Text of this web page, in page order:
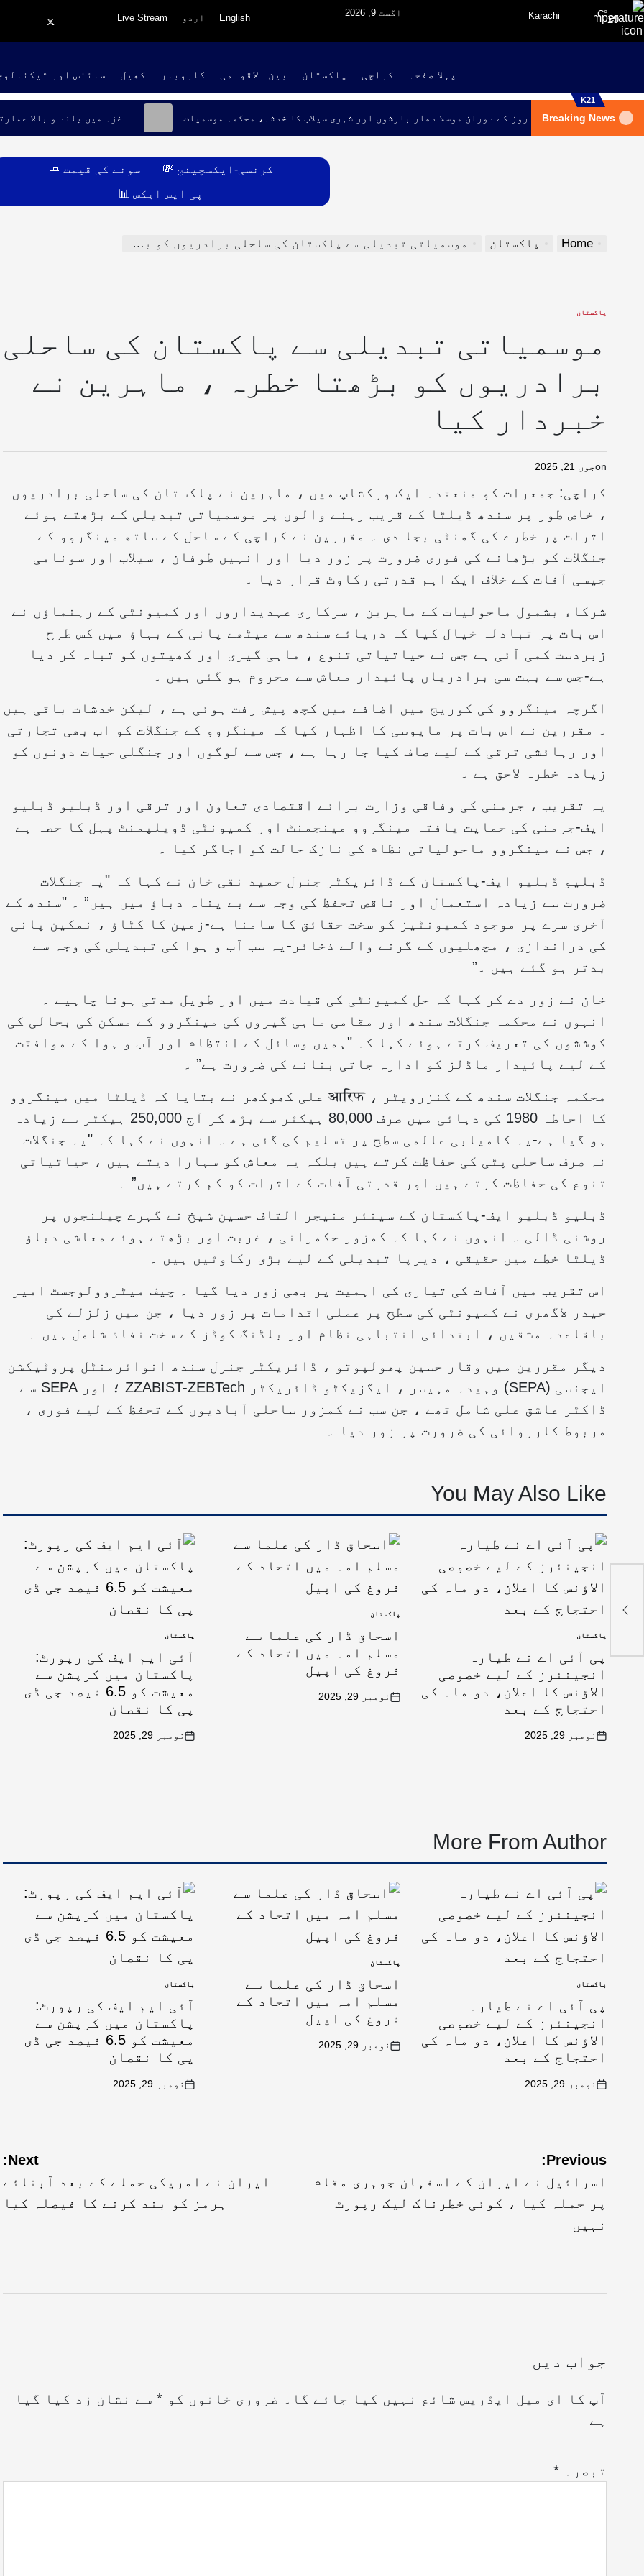
29
°C
Karachi اگست 9, 2026 English اردو Live Stream
پہلا صفحہ کراچی پاکستان بین الاقوامی کاروبار کھیل سائنس اور
K21
Breaking News غزہ میں بلند و بالا کراچی میں اگلے تین روز کے دوران موسلا دھار بارشوں اور شہری سیلاب کا خدشہ، محکمہ موسمیات
کرنسی-ایکسچینج 💸
سونے کی قیمت 🧈
پی ایس ایکس 📊
Home پاکستان موسمیاتی تبدیلی سے پاکستان کی ساحلی برادریوں کو بڑھتا خطرہ ، ماہرین نے خبردار کیا
پاکستان
موسمیاتی تبدیلی سے پاکستان کی ساحلی
برادریوں کو بڑھتا خطرہ ، ماہرین نے
خبردار کیا
onجون 21, 2025
کراچی: جمعرات کو منعقدہ ایک ورکشاپ میں ، ماہرین نے پاکستان کی ساحلی برادریوں
، خاص طور پر سندھ ڈیلٹا کے قریب رہنے والوں پر موسمیاتی تبدیلی کے بڑھتے ہوئے
اثرات پر خطرے کی گھنٹی بجا دی ۔ مقررین نے کراچی کے ساحل کے ساتھ مینگروو کے
جنگلات کو بڑھانے کی فوری ضرورت پر زور دیا اور انہیں طوفان ، سیلاب اور سونامی
جیسی آفات کے خلاف ایک اہم قدرتی رکاوٹ قرار دیا ۔
شرکاء بشمول ماحولیات کے ماہرین ، سرکاری عہدیداروں اور کمیونٹی کے رہنماؤں نے
اس بات پر تبادلہ خیال کیا کہ دریائے سندھ سے میٹھے پانی کے بہاؤ میں کس طرح
زبردست کمی آئی ہے جس نے حیاتیاتی تنوع ، ماہی گیری اور کھیتوں کو تباہ کر دیا
ہے-جس سے بہت سی برادریاں پائیدار معاش سے محروم ہو گئی ہیں ۔
اگرچہ مینگروو کی کوریج میں اضافے میں کچھ پیش رفت ہوئی ہے ، لیکن خدشات باقی ہیں
۔ مقررین نے اس بات پر مایوسی کا اظہار کیا کہ مینگروو کے جنگلات کو اب بھی تجارتی
اور رہائشی ترقی کے لیے صاف کیا جا رہا ہے ، جس سے لوگوں اور جنگلی حیات دونوں کو
زیادہ خطرہ لاحق ہے ۔
یہ تقریب ، جرمنی کی وفاقی وزارت برائے اقتصادی تعاون اور ترقی اور ڈبلیو ڈبلیو
ایف-جرمنی کی حمایت یافتہ مینگروو مینجمنٹ اور کمیونٹی ڈویلپمنٹ پہل کا حصہ ہے
، جس نے مینگروو ماحولیاتی نظام کی نازک حالت کو اجاگر کیا ۔
ڈبلیو ڈبلیو ایف-پاکستان کے ڈائریکٹر جنرل حمید نقی خان نے کہا کہ "یہ جنگلات
ضرورت سے زیادہ استعمال اور ناقص تحفظ کی وجہ سے بے پناہ دباؤ میں ہیں” ۔ "سندھ کے
آخری سرے پر موجود کمیونٹیز کو سخت حقائق کا سامنا ہے-زمین کا کٹاؤ ، نمکین پانی
کی دراندازی ، مچھلیوں کے گرنے والے ذخائر-یہ سب آب و ہوا کی تبدیلی کی وجہ سے
بدتر ہو گئے ہیں ۔”
خان نے زور دے کر کہا کہ حل کمیونٹی کی قیادت میں اور طویل مدتی ہونا چاہیے ۔
انہوں نے محکمہ جنگلات سندھ اور مقامی ماہی گیروں کی مینگروو کے مسکن کی بحالی کی
کوششوں کی تعریف کرتے ہوئے کہا کہ "ہمیں وسائل کے انتظام اور آب و ہوا کے موافقت
کے لیے پائیدار ماڈلز کو ادارہ جاتی بنانے کی ضرورت ہے” ۔
محکمہ جنگلات سندھ کے کنزرویٹر ، आरिफ علی کھوکھر نے بتایا کہ ڈیلٹا میں مینگروو
کا احاطہ 1980 کی دہائی میں صرف 80,000 ہیکٹر سے بڑھ کر آج 250,000 ہیکٹر سے زیادہ
ہو گیا ہے-یہ کامیابی عالمی سطح پر تسلیم کی گئی ہے ۔ انہوں نے کہا کہ "یہ جنگلات
نہ صرف ساحلی پٹی کی حفاظت کرتے ہیں بلکہ یہ معاش کو سہارا دیتے ہیں ، حیاتیاتی
تنوع کی حفاظت کرتے ہیں اور قدرتی آفات کے اثرات کو کم کرتے ہیں” ۔
ڈبلیو ڈبلیو ایف-پاکستان کے سینئر منیجر التاف حسین شیخ نے گہرے چیلنجوں پر
روشنی ڈالی ۔ انہوں نے کہا کہ کمزور حکمرانی ، غربت اور بڑھتے ہوئے معاشی دباؤ
ڈیلٹا خطے میں حقیقی ، دیرپا تبدیلی کے لیے بڑی رکاوٹیں ہیں ۔
اس تقریب میں آفات کی تیاری کی اہمیت پر بھی زور دیا گیا ۔ چیف میٹروولوجسٹ امیر
حیدر لاگھری نے کمیونٹی کی سطح پر عملی اقدامات پر زور دیا ، جن میں زلزلے کی
باقاعدہ مشقیں ، ابتدائی انتباہی نظام اور بلڈنگ کوڈز کے سخت نفاذ شامل ہیں ۔
دیگر مقررین میں وقار حسین پھولپوتو ، ڈائریکٹر جنرل سندھ انوائرمنٹل پروٹیکشن
ایجنسی (SEPA) وہیدہ مہیسر ، ایگزیکٹو ڈائریکٹر ZZABIST-ZEBTech ؛ اور SEPA سے
ڈاکٹر عاشق علی شامل تھے ، جن سب نے کمزور ساحلی آبادیوں کے تحفظ کے لیے فوری ،
مربوط کارروائی کی ضرورت پر زور دیا ۔
You May Also Like
پاکستان
پی آئی اے نے طیارہ
انجینئرز کے لیے خصوصی
الاؤنس کا اعلان، دو ماہ کی
احتجاج کے بعد
نومبر 29, 2025
پاکستان
اسحاق ڈار کی علما سے
مسلم امہ میں اتحاد کے
فروغ کی اپیل
نومبر 29, 2025
پاکستان
آئی ایم ایف کی رپورٹ:
پاکستان میں کرپشن سے
معیشت کو 6.5 فیصد جی ڈی
پی کا نقصان
نومبر 29, 2025
More From Author
پاکستان
پی آئی اے نے طیارہ
انجینئرز کے لیے خصوصی
الاؤنس کا اعلان، دو ماہ کی
احتجاج کے بعد
نومبر 29, 2025
پاکستان
اسحاق ڈار کی علما سے
مسلم امہ میں اتحاد کے
فروغ کی اپیل
نومبر 29, 2025
پاکستان
آئی ایم ایف کی رپورٹ:
پاکستان میں کرپشن سے
معیشت کو 6.5 فیصد جی ڈی
پی کا نقصان
نومبر 29, 2025
Previous:
اسرائیل نے ایران کے اسفہان جوہری مقام
پر حملہ کیا ، کوئی خطرناک لیک رپورٹ
نہیں
Next:
ایران نے امریکی حملے کے بعد آبنائے
ہرمز کو بند کرنے کا فیصلہ کیا
جواب دیں
آپ کا ای میل ایڈریس شائع نہیں کیا جائے گا۔ ضروری خانوں کو * سے نشان زد کیا گیا
ہے
تبصرہ *